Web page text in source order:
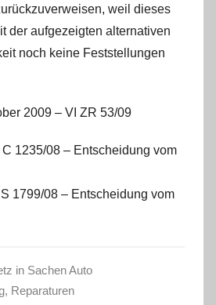
weil dieses
der aufgezeigten alternativen
noch keine Feststellungen
2009 – VI ZR 53/09
1235/08 – Entscheidung vom
1799/08 – Entscheidung vom
in Sachen Auto
, Reparaturen